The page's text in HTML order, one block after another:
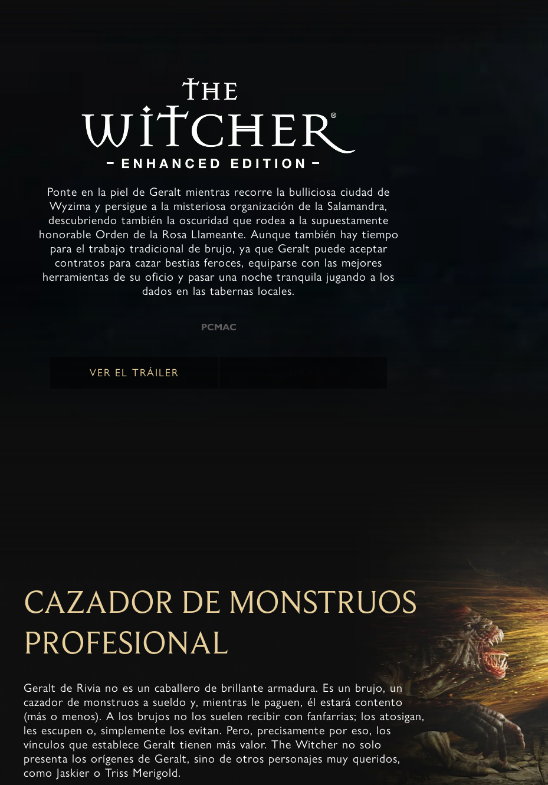
Ponte en la piel de Geralt mientras recorre la bulliciosa ciudad de
Wyzima y persigue a la misteriosa organización de la Salamandra,
descubriendo también la oscuridad que rodea a la supuestamente
honorable Orden de la Rosa Llameante. Aunque también hay tiempo
para el trabajo tradicional de brujo, ya que Geralt puede aceptar
contratos para cazar bestias feroces, equiparse con las mejores
herramientas de su oficio y pasar una noche tranquila jugando a los
dados en las tabernas locales.
PCMAC
VER EL TRÁILER
CAZADOR DE MONSTRUOS
PROFESIONAL
Geralt de Rivia no es un caballero de brillante armadura. Es un brujo, un
cazador de monstruos a sueldo y, mientras le paguen, él estará contento
(más o menos). A los brujos no los suelen recibir con fanfarrias; los atosigan,
les escupen o, simplemente los evitan. Pero, precisamente por eso, los
vínculos que establece Geralt tienen más valor. The Witcher no solo
presenta los orígenes de Geralt, sino de otros personajes muy queridos,
como Jaskier o Triss Merigold.